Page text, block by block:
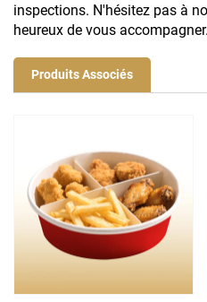
inspections. N'hésitez pas à
heureux de vous accompagner.
Produits Associés